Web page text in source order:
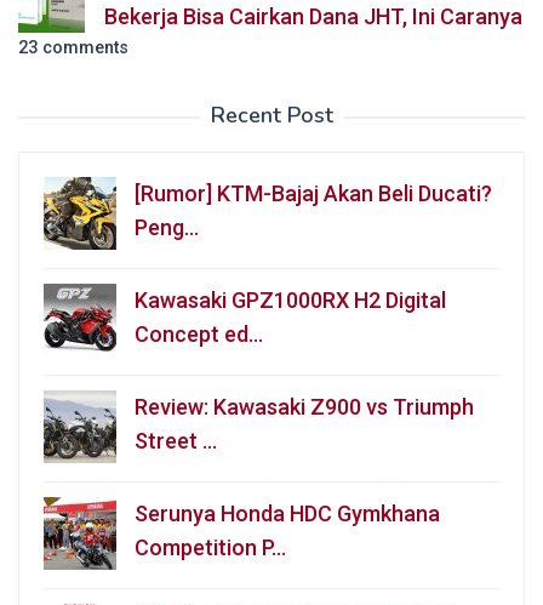
Bekerja Bisa Cairkan Dana JHT, Ini Caranya
23 comments
Recent Post
[Rumor] KTM-Bajaj Akan Beli Ducati?
Peng…
Kawasaki GPZ1000RX H2 Digital
Concept ed…
Review: Kawasaki Z900 vs Triumph
Street …
Serunya Honda HDC Gymkhana
Competition P…